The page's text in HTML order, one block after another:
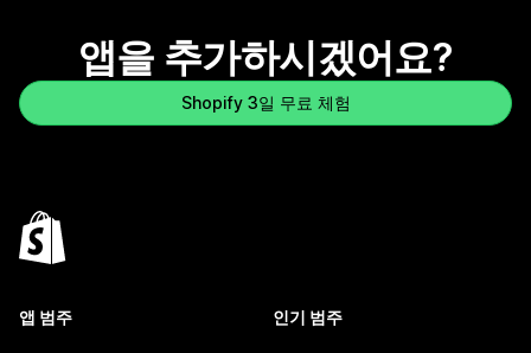
앱을 추가하시겠어요?
Shopify 3일 무료 체험
앱 범주 인기 범주